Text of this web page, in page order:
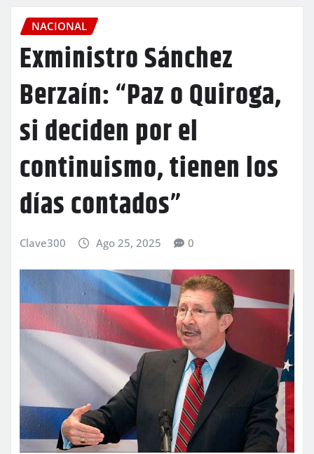
NACIONAL
Exministro Sánchez
Berzaín: “Paz o Quiroga,
si deciden por el
continuismo, tienen los
días contados”
Clave300 Ago 25, 2025 0